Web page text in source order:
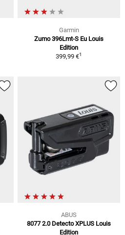
Garmin
Zumo 396Lmt-S Eu Louis
Edition
399,99 €1
ABUS
8077 2.0 Detecto XPLUS Louis
Edition